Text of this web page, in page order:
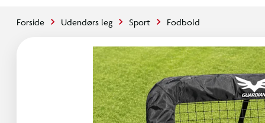
Forside Udendørs leg Sport Fodbold